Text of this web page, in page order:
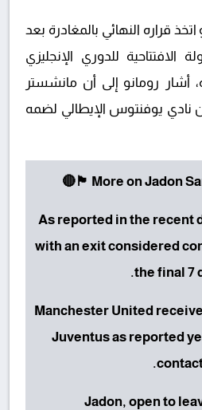
قراره النهائي بالمغادرة بعد
للدوري الإنجليزي
أشار رومانو إلى أن مانشستر
نادي يوفنتوس الإيطالي لضمه
🔴🏴󠁧󠁢󠁥󠁮󠁧󠁿 More on Jadon
As reported in the recent
with an exit considered
the final 7
Manchester United
Juventus as reported
Jadon, open to